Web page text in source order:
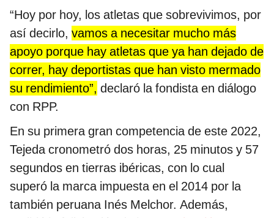
“Hoy por hoy, los atletas que sobrevivimos, por
así decirlo, vamos a necesitar mucho más
apoyo porque hay atletas que ya han dejado de
correr, hay deportistas que han visto mermado
su rendimiento”, declaró la fondista en diálogo
con RPP.
En su primera gran competencia de este 2022,
Tejeda cronometró dos horas, 25 minutos y 57
segundos en tierras ibéricas, con lo cual
superó la marca impuesta en el 2014 por la
también peruana Inés Melchor. Además,